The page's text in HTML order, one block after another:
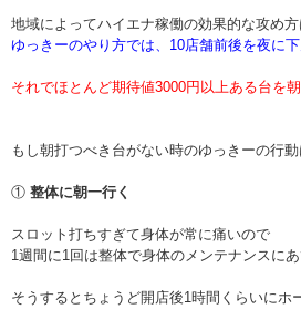
地域によってハイエナ稼働の効果的な攻め
ゆっきーのやり方では、10店舗前後を夜に下
それでほとんど期待値3000円以上ある台を
もし朝打つべき台がない時のゆっきーの行動
① 整体に朝一行く
スロット打ちすぎて身体が常に痛いので
1週間に1回は整体で身体のメンテナンスにあ
そうするとちょうど開店後1時間くらいにホ